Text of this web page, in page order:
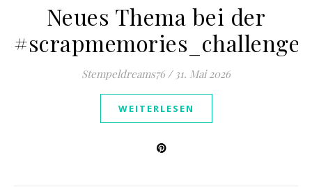
Neues Thema bei der
#scrapmemories_challenge
Stempeldreams76 / 31. Mai 2026
WEITERLESEN